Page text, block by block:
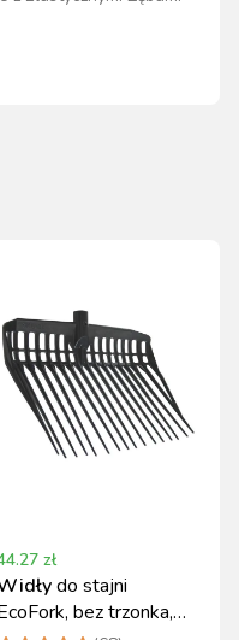
zł
do stajni
bez trzonka,